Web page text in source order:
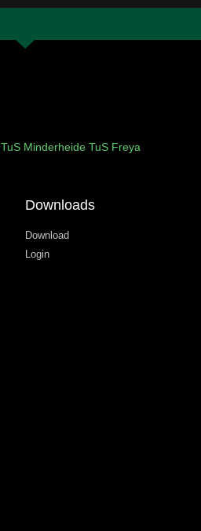
TuS Minderheide TuS Freya
Downloads
Download
Login